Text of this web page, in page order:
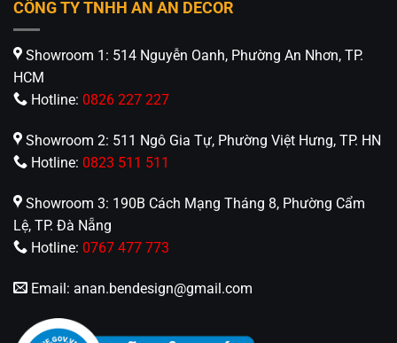
CÔNG TY TNHH AN AN DECOR
Showroom 1: 514 Nguyễn Oanh, Phường An Nhơn, TP.
HCM
Hotline: 0826 227 227
Showroom 2: 511 Ngô Gia Tự, Phường Việt Hưng, TP. HN
Hotline: 0823 511 511
Showroom 3: 190B Cách Mạng Tháng 8, Phường Cẩm
Lệ, TP. Đà Nẵng
Hotline: 0767 477 773
Email: anan.bendesign@gmail.com